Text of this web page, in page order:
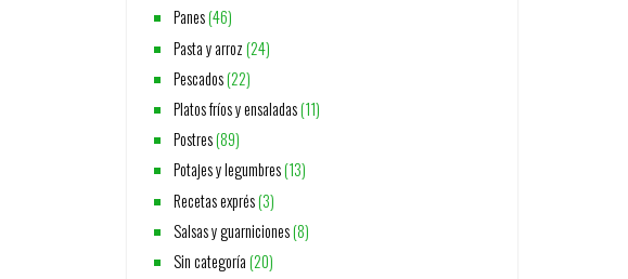
Panes(46)
Pasta y arroz(24)
Pescados(22)
Platos fríos y ensaladas(11)
Postres(89)
Potajes y legumbres(13)
Recetas exprés(3)
Salsas y guarniciones(8)
Sin categoría(20)